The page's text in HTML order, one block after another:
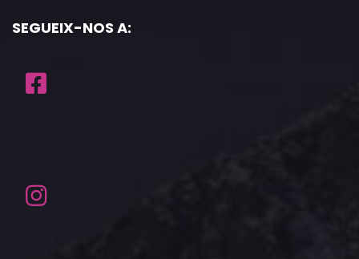
SEGUEIX-NOS A: